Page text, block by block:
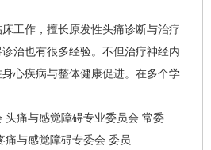
工作，擅长原发性头痛诊断与治疗
治也有很多经验。不但治疗神经内
心疾病与整体健康促进。在多个学
头痛与感觉障碍专业委员会 常委
痛与感觉障碍专委会 委员